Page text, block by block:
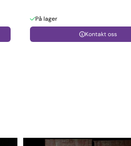
På lager
Kontakt oss